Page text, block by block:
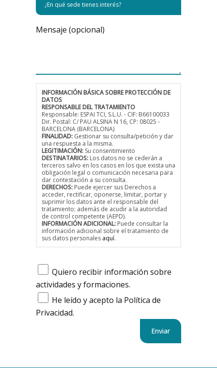
Mensaje (opcional)
INFORMACIÓN BÁSICA SOBRE PROTECCIÓN DE
DATOS
RESPONSABLE DEL TRATAMIENTO
Responsable: ESPAI TCI, S.L.U. - CIF: B66100033
Dir. Postal: C/ PAU ALSINA N 16, CP: 08025 -
BARCELONA (BARCELONA)
FINALIDAD: Gestionar su consulta/petición y dar
una respuesta a la misma.
LEGITIMACIÓN: Su consentimiento
DESTINATARIOS: Los datos no se cederán a
terceros salvo en los casos en los que exista una
obligación legal o comunicación necesaria para
dar contestación a su consulta.
DERECHOS: Puede ejercer sus Derechos a
acceder, rectificar, oponerse, limitar, portar y
suprimir los datos ante el responsable del
tratamiento; además de acudir a la autoridad
de control competente (AEPD).
INFORMACIÓN ADICIONAL: Puede consultar la
información adicional sobre el tratamiento de
sus datos personales aquí.
Quiero recibir información sobre
actividades y formaciones.
He leído y acepto la Política de
Privacidad.